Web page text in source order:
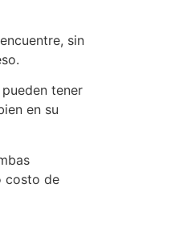
sin
tener
en su
costo de